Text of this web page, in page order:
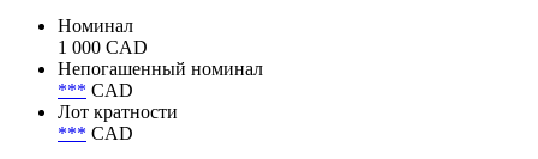
Номинал
1 000 CAD
Непогашенный номинал
*** CAD
Лот кратности
*** CAD